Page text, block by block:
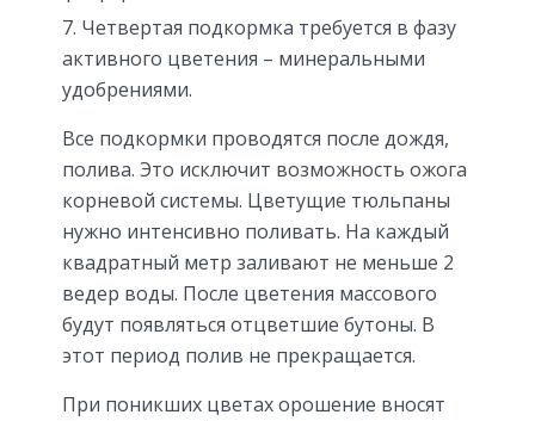
Четвертая подкормка требуется в фазу
активного цветения – минеральными
удобрениями.
Все подкормки проводятся после дождя,
полива. Это исключит возможность ожога
корневой системы. Цветущие тюльпаны
нужно интенсивно поливать. На каждый
квадратный метр заливают не меньше 2
ведер воды. После цветения массового
будут появляться отцветшие бутоны. В
этот период полив не прекращается.
При поникших цветах орошение вносят